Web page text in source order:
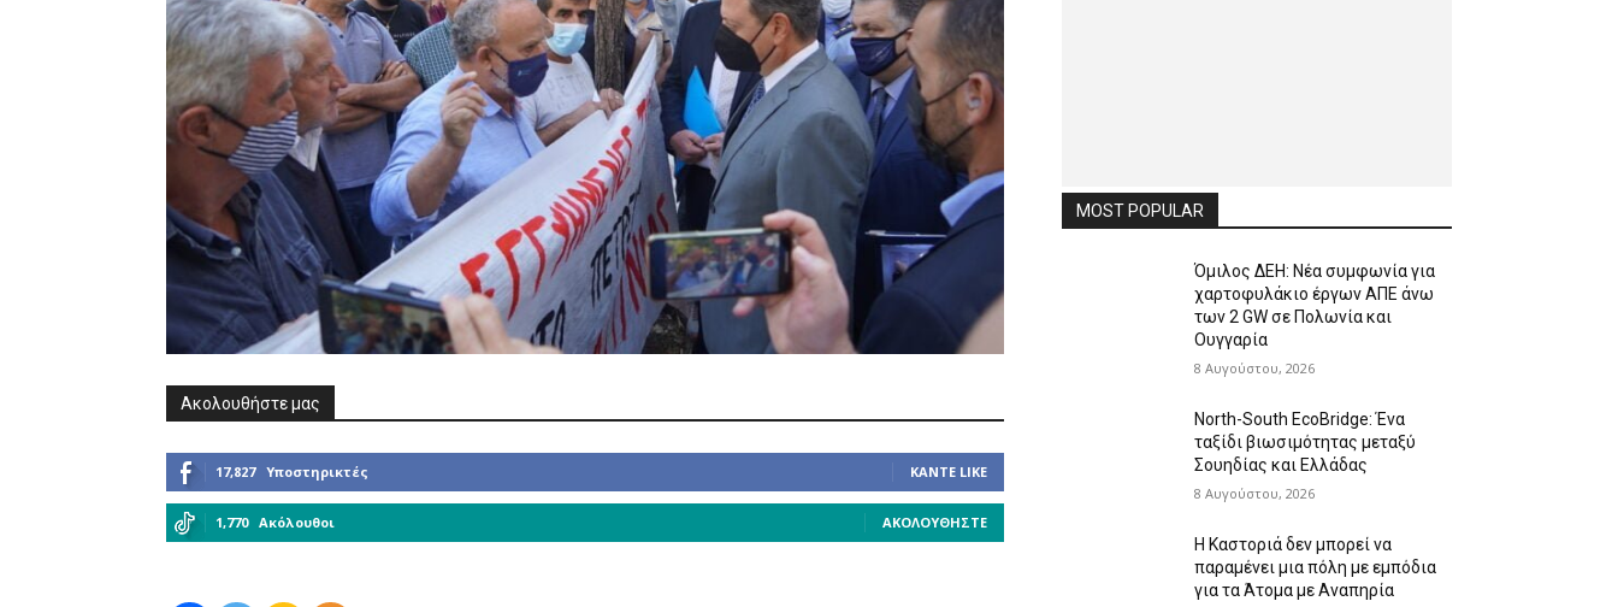
Ακολουθήστε μας
17,827 Υποστηρικτές ΚΆΝΤΕ LIKE
1,770 Ακόλουθοι ΑΚΟΛΟΥΘΉΣΤΕ
MOST POPULAR
Όμιλος ΔΕΗ: Νέα συμφωνία για
χαρτοφυλάκιο έργων ΑΠΕ άνω
των 2 GW σε Πολωνία και
Ουγγαρία
8 Αυγούστου, 2026
North-South EcoBridge: Ένα
ταξίδι βιωσιμότητας μεταξύ
Σουηδίας και Ελλάδας
8 Αυγούστου, 2026
Η Καστοριά δεν μπορεί να
παραμένει μια πόλη με εμπόδια
για τα Άτομα με Αναπηρία